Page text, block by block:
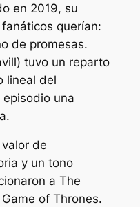
en 2019, su
querían:
de promesas.
tuvo un reparto
lineal del
una
de
y un tono
a The
of Thrones.